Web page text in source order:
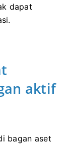
dapat
aktif
bagan aset